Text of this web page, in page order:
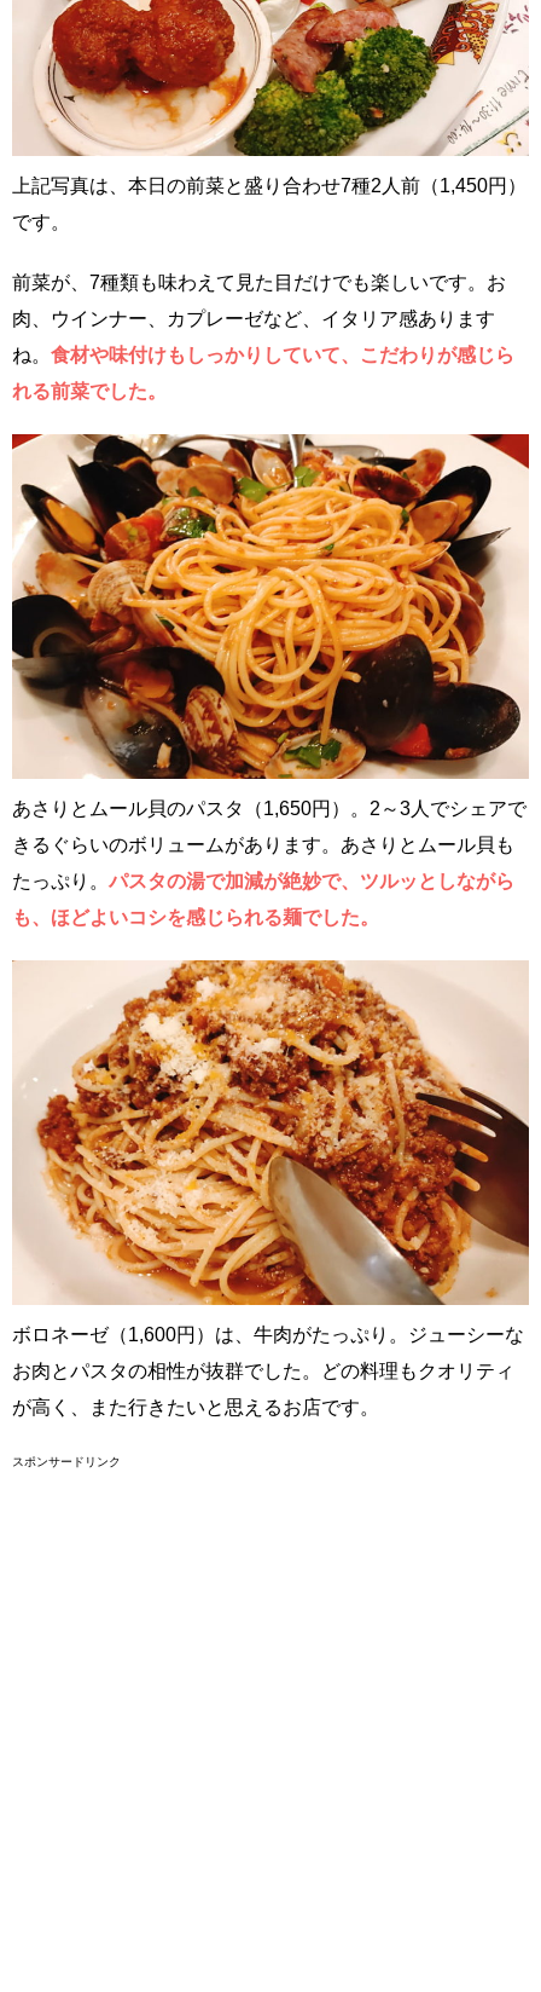
上記写真は、本日の前菜と盛り合わせ7種2人前（1,450円）
です。
前菜が、7種類も味わえて見た目だけでも楽しいです。お
肉、ウインナー、カプレーゼなど、イタリア感あります
ね。 食材や味付けもしっかりしていて、こだわりが感じら
れる前菜でした。
あさりとムール貝のパスタ（1,650円）。2～3人でシェアで
きるぐらいのボリュームがあります。あさりとムール貝も
たっぷり。 パスタの湯で加減が絶妙で、ツルッとしながら
も、ほどよいコシを感じられる麺でした。
ボロネーゼ（1,600円）は、牛肉がたっぷり。ジューシーな
お肉とパスタの相性が抜群でした。どの料理もクオリティ
が高く、また行きたいと思えるお店です。
スポンサードリンク